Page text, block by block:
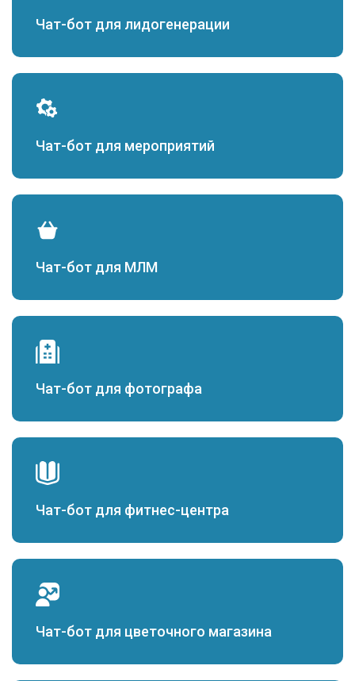
Чат-бот для лидогенерации
Чат-бот для мероприятий
Чат-бот для МЛМ
Чат-бот для фотографа
Чат-бот для фитнес-центра
Чат-бот для цветочного магазина